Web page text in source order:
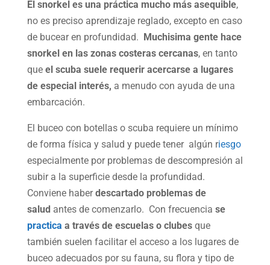
El snorkel es una práctica mucho más asequible,
no es preciso aprendizaje reglado, excepto en caso
de bucear en profundidad.
Muchisima gente hace
snorkel en las zonas costeras cercanas, en tanto
que el scuba suele requerir acercarse a lugares
de especial interés, a menudo con ayuda de una
embarcación.
El buceo con botellas o scuba requiere un mínimo
de forma física y salud y puede tener algún riesgo
especialmente por problemas de descompresión al
subir a la superficie desde la profundidad.
Conviene haberdescartado problemas de
salud antes de comenzarlo. Con frecuencia se
practica a través de escuelas o clubesque
también suelen facilitar el acceso a los lugares de
buceo adecuados por su fauna, su flora y tipo de